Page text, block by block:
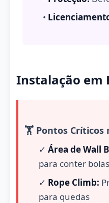
•
Instalação em
🏋️ Pontos Críticos
✓ Área de Wall
para conter
✓ Rope Climb:
para quedas